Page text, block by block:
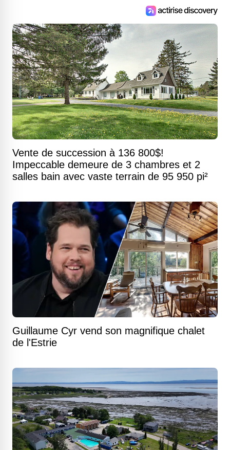
Vente de succession à 136 800$!
Impeccable demeure de 3 chambres et 2
salles bain avec vaste terrain de 95 950 pi²
Guillaume Cyr vend son magnifique chalet
de l'Estrie